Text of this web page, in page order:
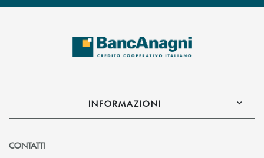
INFORMAZIONI
CONTATTI